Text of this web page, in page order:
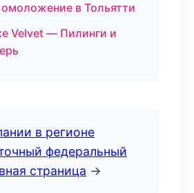
в Тольятти
Velvet — Пилинги и
в регионе
федеральный
страница →